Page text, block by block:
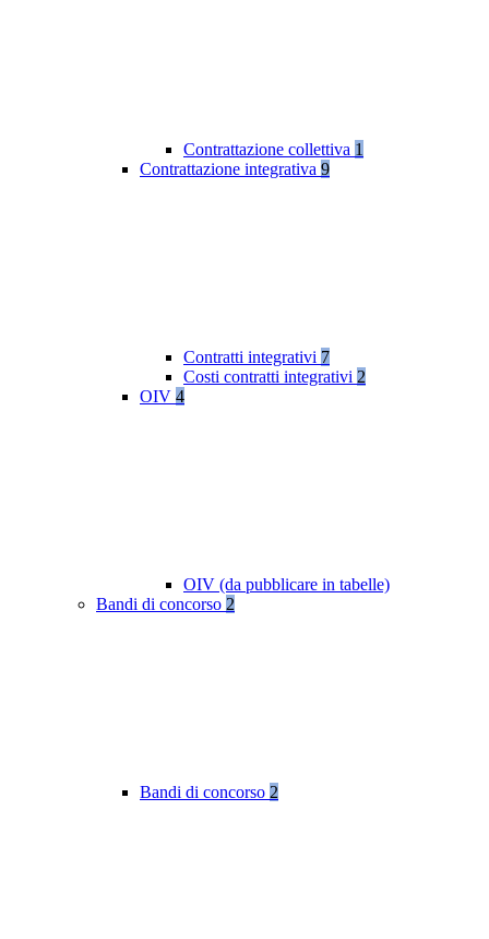
Contrattazione collettiva 1
Contrattazione integrativa 9
Contratti integrativi 7
Costi contratti integrativi 2
OIV 4
OIV (da pubblicare in tabelle)
Bandi di concorso 2
Bandi di concorso 2